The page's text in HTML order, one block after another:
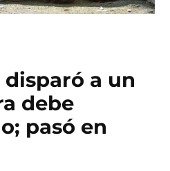
a un
debe
pasó en